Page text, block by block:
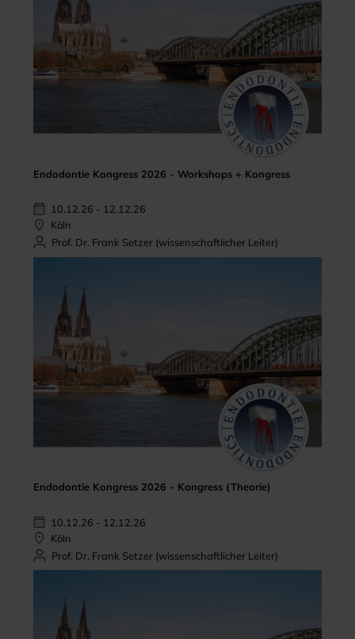
Endodontie Kongress 2026 - Workshops + Kongress
10.12.26 - 12.12.26
Köln
Prof. Dr. Frank Setzer (wissenschaftlicher Leiter)
Endodontie Kongress 2026 - Kongress (Theorie)
10.12.26 - 12.12.26
Köln
Prof. Dr. Frank Setzer (wissenschaftlicher Leiter)